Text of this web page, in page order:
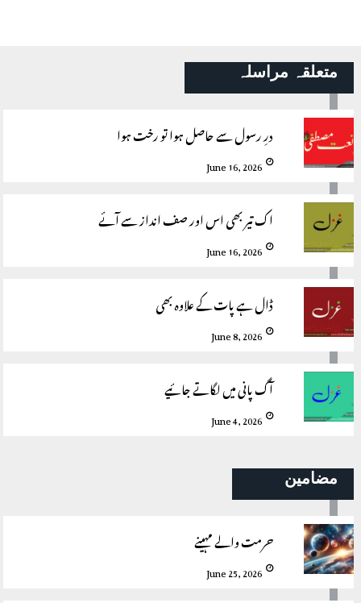
متعلقہ مراسلہ
درِ رسول سے حاصل ہوا تو رخت ہوا
June 16, 2026
اک تیر بھی اس اور صف انداز سے آئے
June 16, 2026
ڈال ہے پات کے علاوہ بھی
June 8, 2026
آگ پانی میں لگاتے جائیے
June 4, 2026
مضامین
حرمت والے مہینے
June 25, 2026